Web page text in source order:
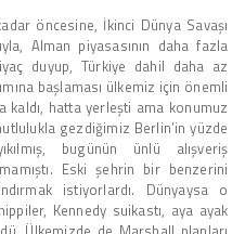
öncesine, İkinci Dünya Savaşı
Alman piyasasının daha fazla
duyup, Türkiye dahil daha az
başlaması ülkemiz için önemli
kaldı, hatta yerleşti ama konumuz
gezdiğimiz Berlin’in yüzde
bugünün ünlü alışveriş
Eski şehrin bir benzerini
istiyorlardı. Dünyaysa o
Kennedy suikastı, aya ayak